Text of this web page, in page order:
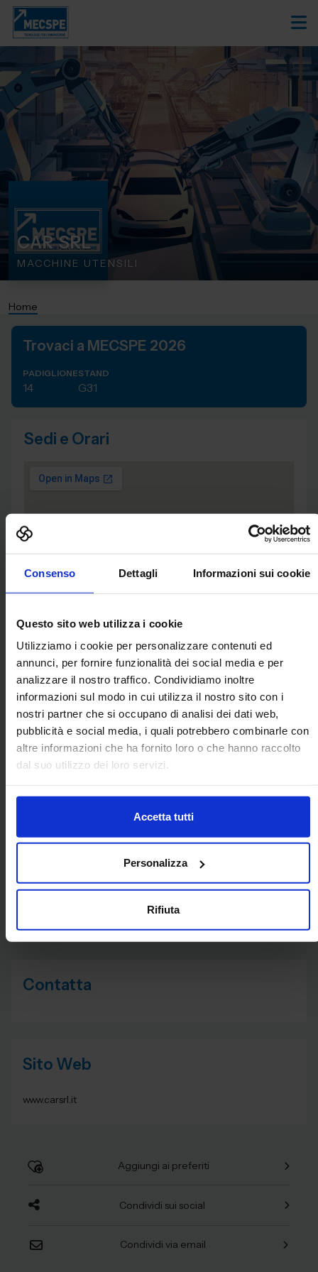
Consenso Dettagli Informazioni sui cookie
Questo sito web utilizza i cookie
Utilizziamo i cookie per personalizzare contenuti ed
annunci, per fornire funzionalità dei social media e per
analizzare il nostro traffico. Condividiamo inoltre
informazioni sul modo in cui utilizza il nostro sito con i
nostri partner che si occupano di analisi dei dati web,
pubblicità e social media, i quali potrebbero combinarle con
altre informazioni che ha fornito loro o che hanno raccolto
dal suo utilizzo dei loro servizi.
Accetta tutti
Personalizza
Rifiuta
CAR SRL
MACCHINE UTENSILI
Home
Trovaci a MECSPE 2026
PADIGLIONE
14
STAND
G31
Sedi e Orari
Contatta
Sito Web
www.carsrl.it
Aggiungi ai preferiti
Condividi sui social
Condividi via email